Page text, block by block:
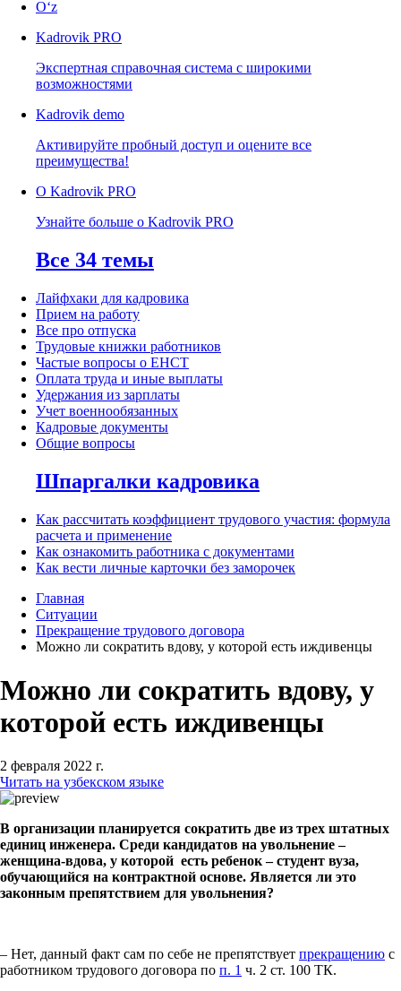
Oʻz
Kadrovik PRO
Экспертная справочная система с широкими
возможностями
Kadrovik demo
Активируйте пробный доступ и оцените все
преимущества!
О Kadrovik PRO
Узнайте больше о Kadrovik PRO
Все 34 темы
Лайфхаки для кадровика
Прием на работу
Все про отпуска
Трудовые книжки работников
Частые вопросы о ЕНСТ
Оплата труда и иные выплаты
Удержания из зарплаты
Учет военнообязанных
Кадровые документы
Общие вопросы
Шпаргалки кадровика
Как рассчитать коэффициент трудового участия: формула
расчета и применение
Как ознакомить работника с документами
Как вести личные карточки без заморочек
Главная
Ситуации
Прекращение трудового договора
Можно ли сократить вдову, у которой есть иждивенцы
Можно ли сократить вдову, у
которой есть иждивенцы
2 февраля 2022 г.
Читать на узбекском языке
В организации планируется сократить две из трех штатных
единиц инженера. Среди кандидатов на увольнение –
женщина-вдова, у которой есть ребенок – студент вуза,
обучающийся на контрактной основе. Является ли это
законным препятствием для увольнения?
– Нет, данный факт сам по себе не препятствует прекращению с
работником трудового договора по п. 1 ч. 2 ст. 100 ТК.